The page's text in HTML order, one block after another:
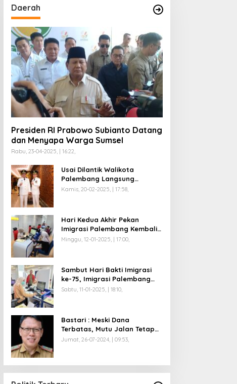
Daerah
Presiden RI Prabowo Subianto Datang
dan Menyapa Warga Sumsel
Rabu, 23-04-2025, | 16:22,
Usai Dilantik Walikota
Palembang Langsung
Mengikuti Retreat di
Kamis, 20-02-2025, | 17:58,
Hari Kedua Akhir Pekan
Imigrasi Palembang Kembali
Dilayani
Minggu, 12-01-2025, | 17:00,
Sambut Hari Bakti Imigrasi
ke-75, Imigrasi Palembang
Buka Paspor Simpatik Akhir
Sabtu, 11-01-2025, | 18:10,
Bastari : Meski Dana
Terbatas, Mutu Jalan Tetap
Diprioritaskan !
Jumat, 26-07-2024, | 09:53,